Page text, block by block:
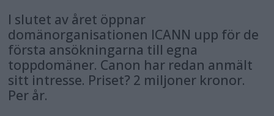
I slutet av året öppnar
domänorganisationen ICANN upp för de
första ansökningarna till egna
toppdomäner. Canon har redan anmält
sitt intresse. Priset? 2 miljoner kronor.
Per år.